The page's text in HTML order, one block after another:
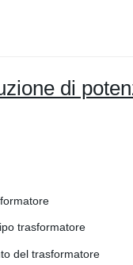
di
trasformatore
del trasformatore